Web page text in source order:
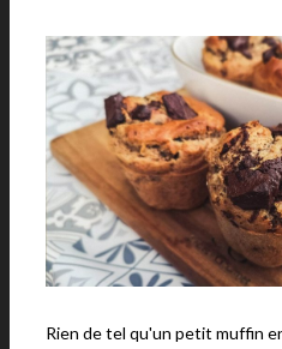
Rien de tel qu'un petit muffin